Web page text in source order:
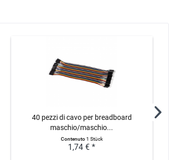
40 pezzi di cavo per breadboard
maschio/maschio...
Contenuto1 Stück
1,74 € *